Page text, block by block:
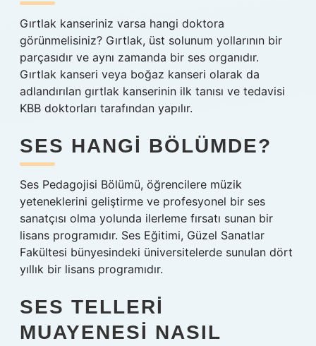
Gırtlak kanseriniz varsa hangi doktora
görünmelisiniz? Gırtlak, üst solunum yollarının bir
parçasıdır ve aynı zamanda bir ses organıdır.
Gırtlak kanseri veya boğaz kanseri olarak da
adlandırılan gırtlak kanserinin ilk tanısı ve tedavisi
KBB doktorları tarafından yapılır.
SES HANGI BÖLÜMDE?
Ses Pedagojisi Bölümü, öğrencilere müzik
yeteneklerini geliştirme ve profesyonel bir ses
sanatçısı olma yolunda ilerleme fırsatı sunan bir
lisans programıdır. Ses Eğitimi, Güzel Sanatlar
Fakültesi bünyesindeki üniversitelerde sunulan dört
yıllık bir lisans programıdır.
SES TELLERI
MUAYENESI NASIL